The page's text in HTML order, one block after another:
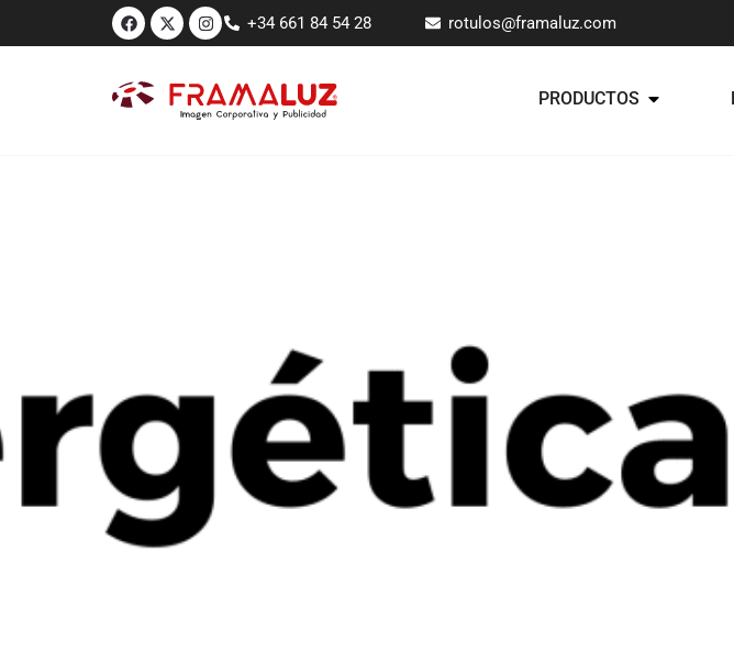
+34 661 84 54 28 rotulos@framaluz.com
PRODUCTOS